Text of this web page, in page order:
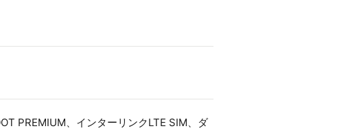
PREMIUM、インターリンクLTE SIM、ダ